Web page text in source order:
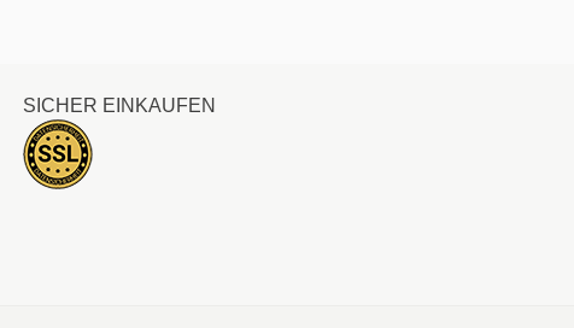
SICHER EINKAUFEN